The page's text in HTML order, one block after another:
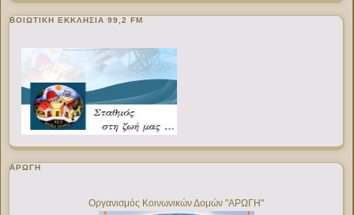
ΒΟΙΩΤΙΚΉ ΕΚΚΛΗΣΊΑ 99,2 FM
ΑΡΩΓΗ
Οργανισμός Κοινωνικών Δομών "ΑΡΩΓΗ"